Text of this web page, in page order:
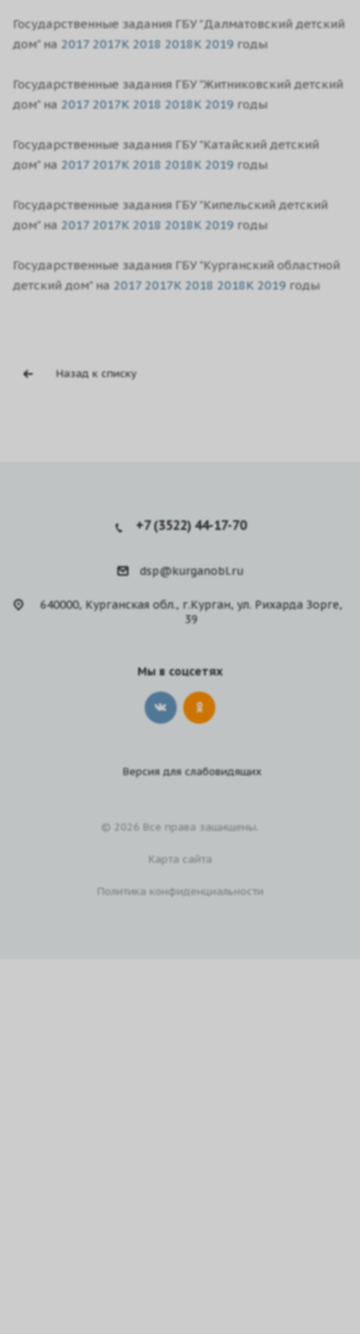
Государственные задания ГБУ "Далматовский детский
дом" на 20172017K 2018 2018K 2019 годы
Государственные задания ГБУ "Житниковский детский
дом" на 20172017K 2018 2018K 2019 годы
Государственные задания ГБУ "Катайский детский
дом" на 20172017K 2018 2018K 2019 годы
Государственные задания ГБУ "Кипельский детский
дом" на 20172017K 2018 2018K 2019 годы
Государственные задания ГБУ "Курганский областной
детский дом" на 20172017K 2018 2018K 2019 годы
Назад к списку
+7 (3522) 44-17-70
dsp@kurganobl.ru
640000, Курганская обл., г.Курган, ул. Рихарда Зорге,
39
Мы в соцсетях
Версия дляслабовидящих
© 2026 Все права защищены.
Карта сайта
Политика конфиденциальности